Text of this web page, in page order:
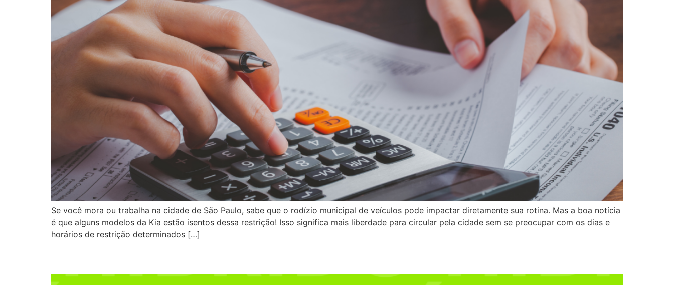
Se você mora ou trabalha na cidade de São Paulo, sabe que o rodízio municipal de veículos pode impactar diretamente sua rotina. Mas a boa notícia
é que alguns modelos da Kia estão isentos dessa restrição! Isso significa mais liberdade para circular pela cidade sem se preocupar com os dias e
horários de restrição determinados […]